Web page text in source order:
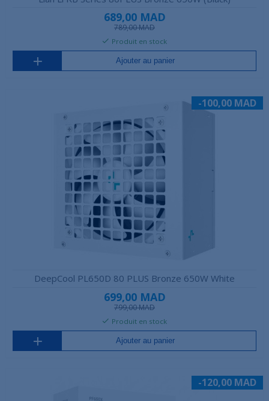
689,00 MAD
789,00 MAD
Produit en stock
Ajouter au panier
-100,00 MAD
DeepCool PL650D 80 PLUS Bronze 650W White
699,00 MAD
799,00 MAD
Produit en stock
Ajouter au panier
-120,00 MAD